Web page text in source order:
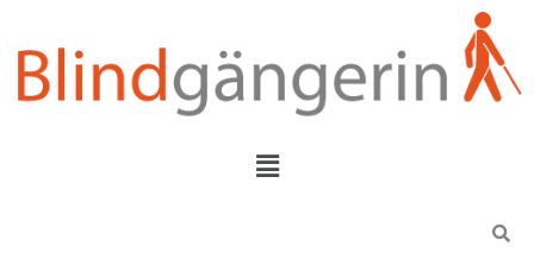
springen
Menü
Search